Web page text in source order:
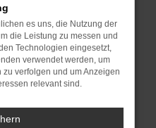
neuesten Stand
nicht nur ein
kann auch dazu
Funktionen nicht mehr
Schritte versucht
es uns, die Nutzung der
die Leistung zu messen und
Technologien eingesetzt,
verwendet werden, um
verfolgen und um Anzeigen
relevant sind.